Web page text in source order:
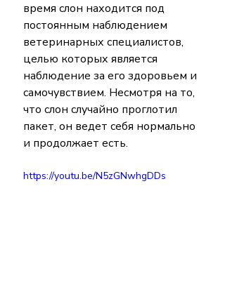
время слон находится под
постоянным наблюдением
ветеринарных специалистов,
целью которых является
наблюдение за его здоровьем и
самочувствием. Несмотря на то,
что слон случайно проглотил
пакет, он ведет себя нормально
и продолжает есть.
https://youtu.be/N5zGNwhgDDs